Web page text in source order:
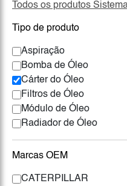
Todos os produtos
Tipo de produto
Aspiração
Bomba de Óleo
Cárter do Óleo
Filtros de Óleo
Módulo de Óleo
Radiador de Óleo
Marcas OEM
CATERPILLAR